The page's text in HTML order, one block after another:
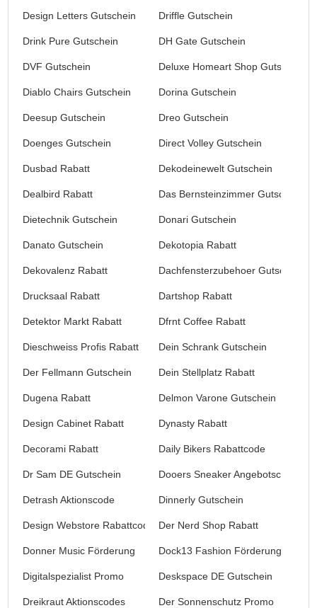
Design Letters Gutschein Driffle Gutschein
Drink Pure Gutschein DH Gate Gutschein
DVF Gutschein Deluxe Homeart Shop Gutschein
Diablo Chairs Gutschein Dorina Gutschein
Deesup Gutschein Dreo Gutschein
Doenges Gutschein Direct Volley Gutschein
Dusbad Rabatt Dekodeinewelt Gutschein
Dealbird Rabatt Das Bernsteinzimmer Gutschein
Dietechnik Gutschein Donari Gutschein
Danato Gutschein Dekotopia Rabatt
Dekovalenz Rabatt Dachfensterzubehoer Gutschein
Drucksaal Rabatt Dartshop Rabatt
Detektor Markt Rabatt Dfrnt Coffee Rabatt
Dieschweiss Profis Rabatt Dein Schrank Gutschein
Der Fellmann Gutschein Dein Stellplatz Rabatt
Dugena Rabatt Delmon Varone Gutschein
Design Cabinet Rabatt Dynasty Rabatt
Decorami Rabatt Daily Bikers Rabattcode
Dr Sam DE Gutschein Dooers Sneaker Angebotscode
Detrash Aktionscode Dinnerly Gutschein
Design Webstore Rabattcode Der Nerd Shop Rabatt
Donner Music Förderung Dock13 Fashion Förderung
Digitalspezialist Promo Deskspace DE Gutschein
Dreikraut Aktionscodes Der Sonnenschutz Promo